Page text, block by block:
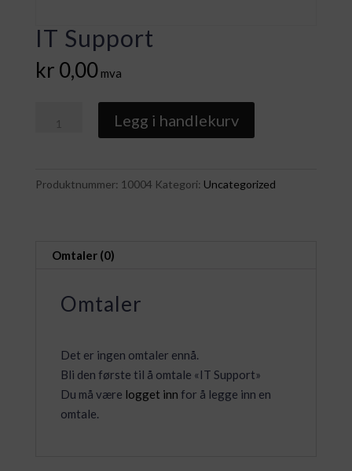
IT Support
kr 0,00 mva
Support
Legg i handlekurv
Produktnummer: 10004 Kategori: Uncategorized
Omtaler (0)
Omtaler
Det er ingen omtaler ennå.
Bli den første til å omtale «IT Support»
Du må være logget inn for å legge inn en
omtale.